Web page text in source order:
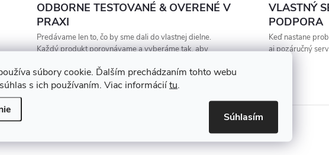
súbory cookie. Ďalším prechádzaním tohto webu
s ich používaním. Viac informáciítu.
Súhlasím
ODBORNE TESTOVANÉ & OVERENÉ V
PRAXI
Predávame len to, čo by sme dali do vlastnej dielne.
Každý produkt porovnávame a vyberáme tak, aby
VLASTNÝ
PODPORA
Keď nastane
aj pozáručný